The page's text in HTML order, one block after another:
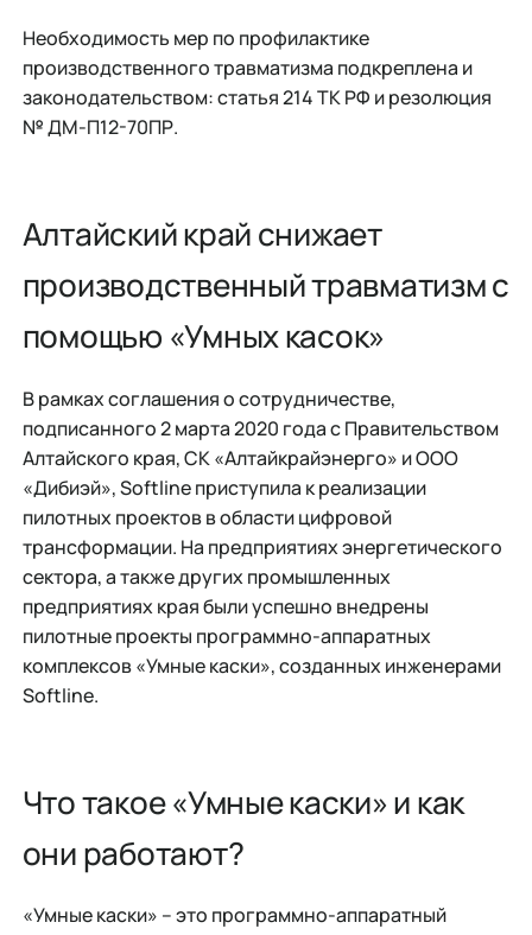
Необходимость мер по профилактике
производственного травматизма подкреплена и
законодательством: статья 214 ТК РФ и резолюция
№ ДМ-П12-70ПР.
Алтайский край снижает
производственный травматизм с
помощью «Умных касок»
В рамках соглашения о сотрудничестве,
подписанного 2 марта 2020 года с Правительством
Алтайского края, СК «Алтайкрайэнерго» и ООО
«Дибиэй», Softline приступила к реализации
пилотных проектов в области цифровой
трансформации. На предприятиях энергетического
сектора, а также других промышленных
предприятиях края были успешно внедрены
пилотные проекты программно-аппаратных
комплексов «Умные каски», созданных инженерами
Softline.
Что такое «Умные каски» и как
они работают?
«Умные каски» – это программно-аппаратный